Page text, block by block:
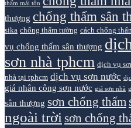
thấm mái tôn
thượng chống thấm sân
sika chống thấm tường cách chống
vụ chống thấm sân thượng
sơn nhà tphcm dịch vụ
nhà tại tphcm dịch vụ sơn nước
giá nhân công sơn nước giá sơn nhà
sân thượng sơn chống thấm
ngoài trời sơn chống